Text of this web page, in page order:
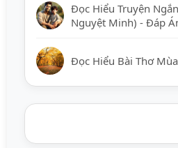
Đọc Hiểu Truyện
Nguyệt Minh) - Đáp
Đọc Hiểu Bài Thơ